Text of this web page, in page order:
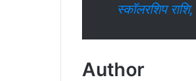
स्कॉलरशिप
Author